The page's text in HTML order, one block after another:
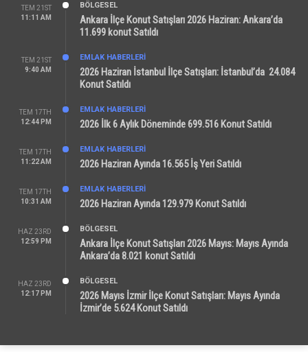
TEM 21ST
11:11 AM
BÖLGESEL
Ankara İlçe Konut Satışları 2026 Haziran: Ankara’da
11.699 konut Satıldı
TEM 21ST
9:40 AM
EMLAK HABERLERI
2026 Haziran İstanbul İlçe Satışları: İstanbul’da 24.084
Konut Satıldı
TEM 17TH
12:44 PM
EMLAK HABERLERI
2026 İlk 6 Aylık Döneminde 699.516 Konut Satıldı
TEM 17TH
11:22 AM
EMLAK HABERLERI
2026 Haziran Ayında 16.565 İş Yeri Satıldı
TEM 17TH
10:31 AM
EMLAK HABERLERI
2026 Haziran Ayında 129.979 Konut Satıldı
HAZ 23RD
12:59 PM
BÖLGESEL
Ankara İlçe Konut Satışları 2026 Mayıs: Mayıs Ayında
Ankara’da 8.021 konut Satıldı
HAZ 23RD
12:17 PM
BÖLGESEL
2026 Mayıs İzmir İlçe Konut Satışları: Mayıs Ayında
İzmir’de 5.624 Konut Satıldı